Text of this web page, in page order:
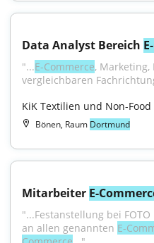
Data Analyst Bereich
"...E-Commerce,
vergleichbaren
KiK Textilien und Non-Food
Bönen, Raum Dortmund
Mitarbeiter E-
"...Festanstellung bei
an allen genannten E-